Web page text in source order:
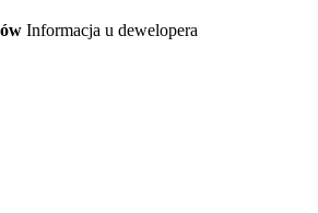
Informacja u dewelopera